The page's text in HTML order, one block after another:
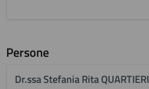
Persone
Dr.ssa Stefania Rita QUARTIERI